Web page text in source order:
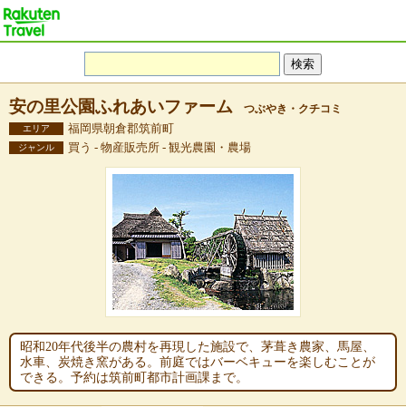
安の里公園ふれあいファーム つぶやき・クチコミ
エリア 福岡県朝倉郡筑前町
ジャンル 買う - 物産販売所 - 観光農園・農場
昭和20年代後半の農村を再現した施設で、茅葺き農家、馬屋、
水車、炭焼き窯がある。前庭ではバーベキューを楽しむことが
できる。予約は筑前町都市計画課まで。